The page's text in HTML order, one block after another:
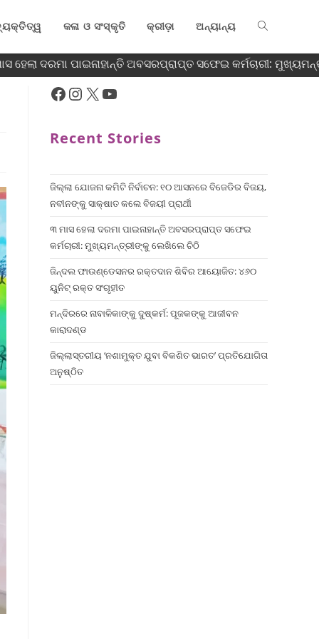
କଳା ଓ ସଂସ୍କୃତି କ୍ରୀଡ଼ା ଅନ୍ୟାନ୍ୟ
ହେଲା ଦରମା ପାଇନାହାନ୍ତି ଅବସରପ୍ରାପ୍ତ ସଫେଇ କର୍ମଚାରୀ:
Recent Stories
ଜିଲ୍ଲା ଯୋଜନା କମିଟି ନିର୍ବାଚନ: ୧୦ ଆସନରେ ବିଜେଡିର ବିଜୟ,
ନବୀନଙ୍କୁ ସାକ୍ଷାତ କଲେ ବିଜୟୀ ପ୍ରାର୍ଥୀ
୩ ମାସ ହେଲା ଦରମା ପାଇନାହାନ୍ତି ଅବସରପ୍ରାପ୍ତ ସଫେଇ
କର୍ମଚାରୀ: ମୁଖ୍ୟମନ୍ତ୍ରୀଙ୍କୁ ଲେଖିଲେ ଚିଠି
ଜିନ୍ଦଲ ଫାଉଣ୍ଡେସନର ରକ୍ତଦାନ ଶିବିର ଆୟୋଜିତ: ୪୬୦
ୟୁନିଟ୍ ରକ୍ତ ସଂଗୃହୀତ
ମନ୍ଦିରରେ ନାବାଳିକାଙ୍କୁ ଦୁଷ୍କର୍ମ: ପୂଜକଙ୍କୁ ଆଜୀବନ
କାରାଦଣ୍ଡ
ଜିଲ୍ଲାସ୍ତରୀୟ ‘ନଶାମୁକ୍ତ ଯୁବା ବିକଶିତ ଭାରତ’ ପ୍ରତିଯୋଗିତା
ଅନୁଷ୍ଠିତ